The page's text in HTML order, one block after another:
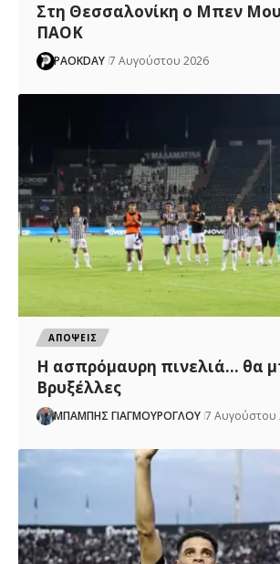
Στη Θεσσαλονίκη ο Μπεν
ΠΑΟΚ
PAOKDAY 7 Αυγούστου 2026
ΑΠΟΨΕΙΣ
Η ασπρόμαυρη πινελιά… θα
Βρυξέλλες
ΜΠΑΜΠΗΣ ΓΙΑΓΜΟΥΡΟΓΛΟΥ 7 Αυγούστου